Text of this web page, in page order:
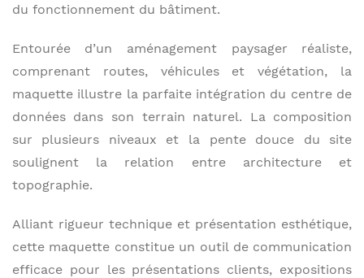
du fonctionnement du bâtiment.
Entourée d’un aménagement paysager réaliste,
comprenant routes, véhicules et végétation, la
maquette illustre la parfaite intégration du centre de
données dans son terrain naturel. La composition
sur plusieurs niveaux et la pente douce du site
soulignent la relation entre architecture et
topographie.
Alliant rigueur technique et présentation esthétique,
cette maquette constitue un outil de communication
efficace pour les présentations clients, expositions